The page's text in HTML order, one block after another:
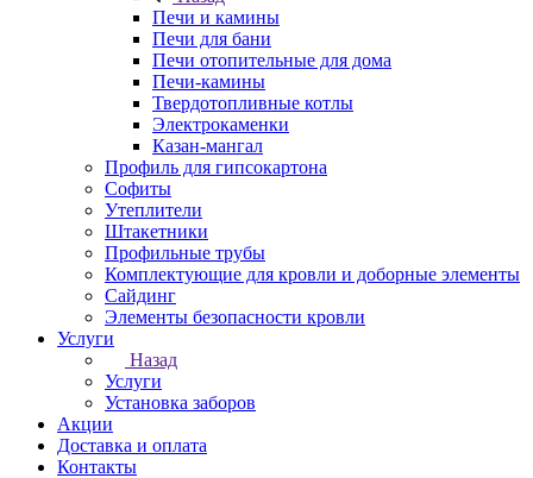
Печи и камины
Печи для бани
Печи отопительные для дома
Печи-камины
Твердотопливные котлы
Электрокаменки
Казан-мангал
Профиль для гипсокартона
Софиты
Утеплители
Штакетники
Профильные трубы
Комплектующие для кровли и доборные элементы
Сайдинг
Элементы безопасности кровли
Услуги
Назад
Услуги
Установка заборов
Акции
Доставка и оплата
Контакты